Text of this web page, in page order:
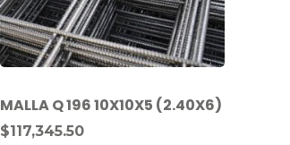
MALLA Q 196 10X10X5 (2.40X6)
$117,345.50